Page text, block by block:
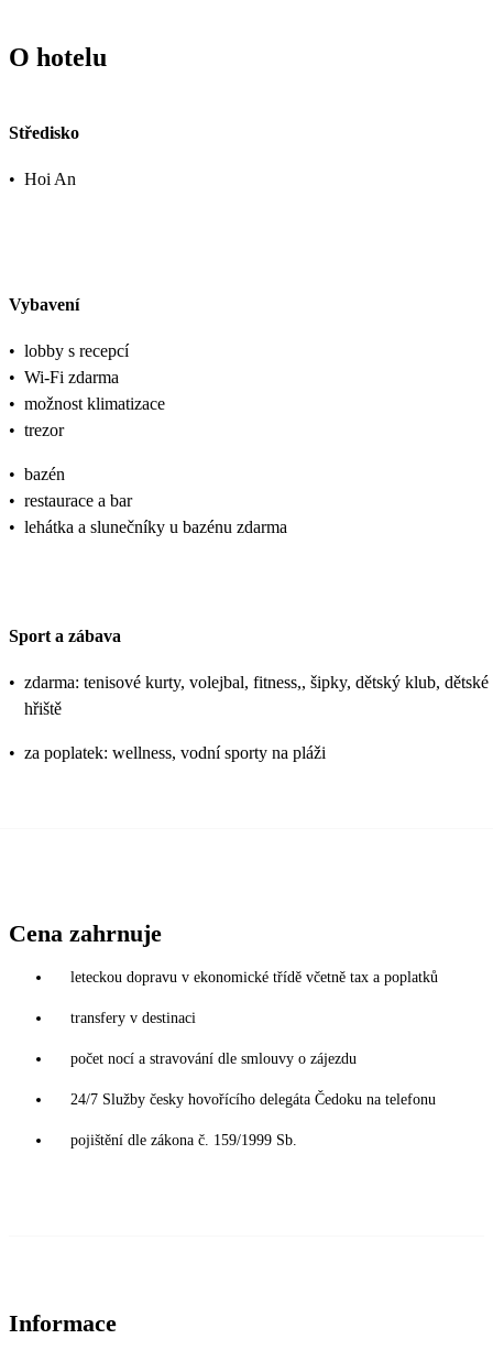
O hotelu
Středisko
• Hoi An
Vybavení
• lobby s recepcí
• Wi-Fi zdarma
• možnost klimatizace
• trezor
• bazén
• restaurace a bar
• lehátka a slunečníky u bazénu zdarma
Sport a zábava
• zdarma: tenisové kurty, volejbal, fitness,, šipky, dětský klub, dětské
hřiště
• za poplatek: wellness, vodní sporty na pláži
Cena zahrnuje
leteckou dopravu v ekonomické třídě včetně tax a poplatků
transfery v destinaci
počet nocí a stravování dle smlouvy o zájezdu
24/7 Služby česky hovořícího delegáta Čedoku na telefonu
pojištění dle zákona č. 159/1999 Sb.
Informace